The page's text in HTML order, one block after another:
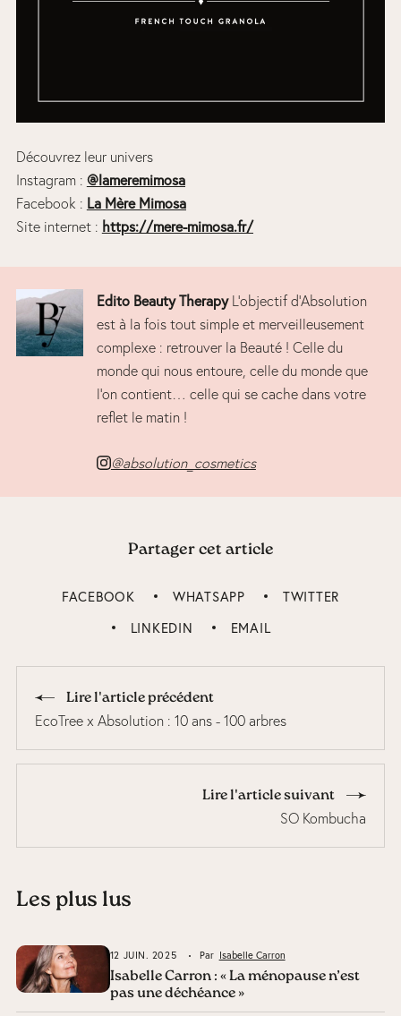
Découvrez leur univers
Instagram : @lameremimosa
Facebook : La Mère Mimosa
Site internet : https://mere-mimosa.fr/
Edito Beauty Therapy L’objectif d’Absolution
est à la fois tout simple et merveilleusement
complexe : retrouver la Beauté ! Celle du
monde qui nous entoure, celle du monde que
l’on contient… celle qui se cache dans votre
reflet le matin !
@absolution_cosmetics
Partager cet article
FACEBOOK WHATSAPP
TWITTER
LINKEDIN
EMAIL
Lire l'article précédent
EcoTree x Absolution : 10 ans - 100 arbres
Lire l'article suivant
SO Kombucha
Les plus lus
12 JUIN. 2025 Par Isabelle Carron
Isabelle Carron : « La ménopause n’est
pas une déchéance »